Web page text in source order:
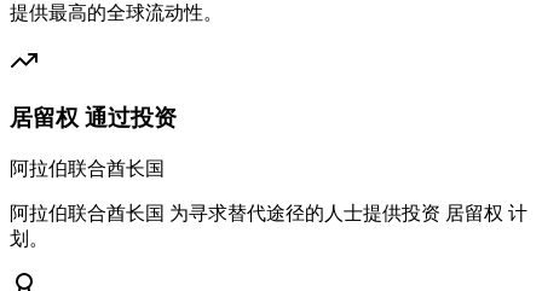
提供最高的全球流动性。
居留权 通过投资
阿拉伯联合酋长国
阿拉伯联合酋长国 为寻求替代途径的人士提供投资 居留权 计
划。